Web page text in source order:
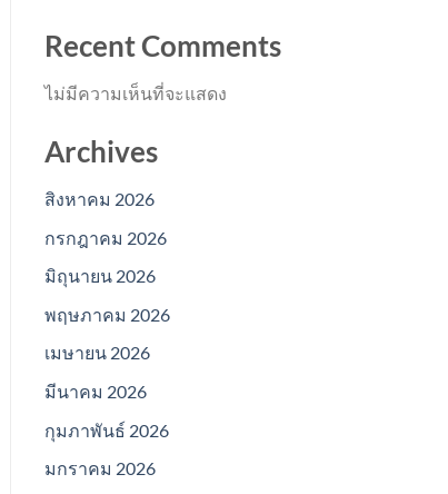
Recent Comments
ไม่มีความเห็นที่จะแสดง
Archives
สิงหาคม 2026
กรกฎาคม 2026
มิถุนายน 2026
พฤษภาคม 2026
เมษายน 2026
มีนาคม 2026
กุมภาพันธ์ 2026
มกราคม 2026